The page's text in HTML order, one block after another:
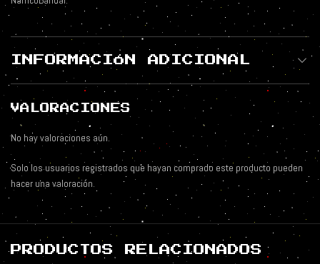
INFORMACIÓN ADICIONAL
VALORACIONES
No hay valoraciones aún.
Solo los usuarios registrados que hayan comprado este producto pueden
hacer una valoración.
PRODUCTOS RELACIONADOS